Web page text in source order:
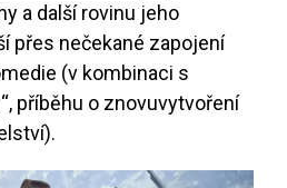
a další rovinu jeho
přes nečekané zapojení
(v kombinaci s
příběhu o znovuvytvoření